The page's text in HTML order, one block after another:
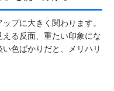
プに大きく関わります。
る反面、重たい印象にな
色ばかりだと、メリハリ